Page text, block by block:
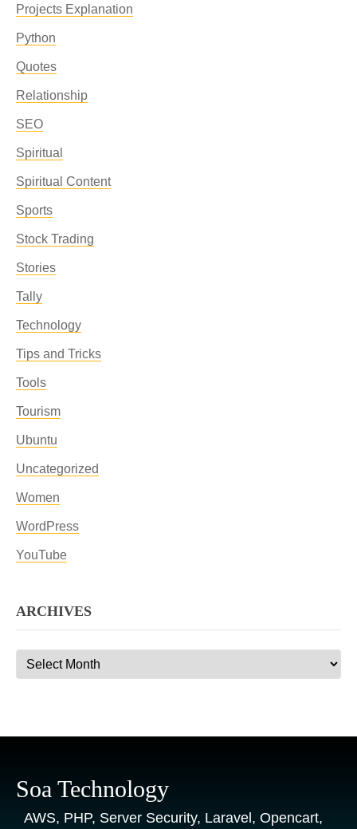
Projects Explanation
Python
Quotes
Relationship
SEO
Spiritual
Spiritual Content
Sports
Stock Trading
Stories
Tally
Technology
Tips and Tricks
Tools
Tourism
Ubuntu
Uncategorized
Women
WordPress
YouTube
ARCHIVES
Archives
Soa Technology
AWS, PHP, Server Security, Laravel, Opencart,